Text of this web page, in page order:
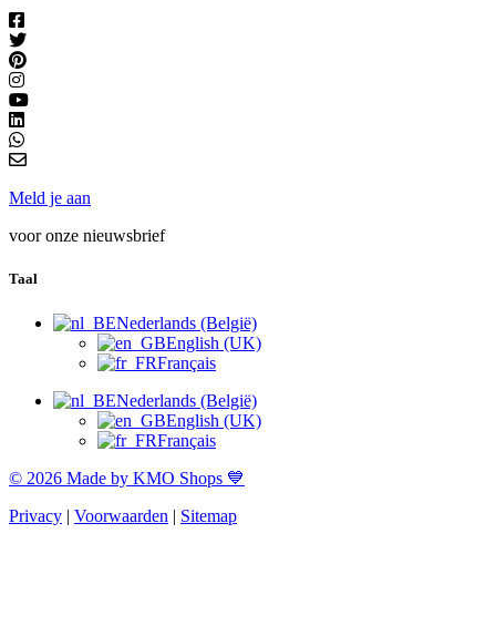
Meld je aan
voor onze nieuwsbrief
Taal
Nederlands (België)
English (UK)
Français
Nederlands (België)
English (UK)
Français
© 2026 Made by KMO Shops 💙
Privacy | Voorwaarden | Sitemap